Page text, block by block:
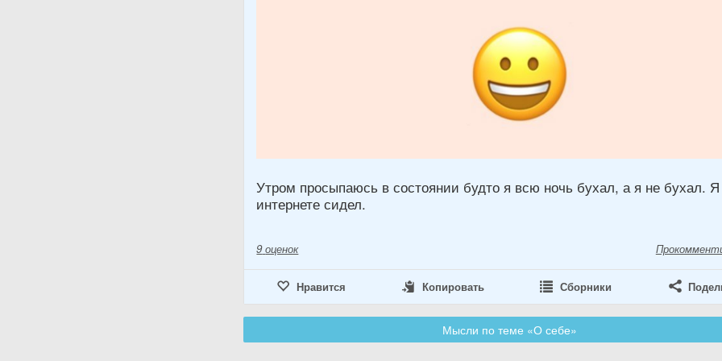
Утром просыпаюсь в состоянии будто я всю ночь бухал, а я не бухал.
интернете сидел.
9 оценок
Нравится Копировать Сборники
Мысли по теме «О себе»